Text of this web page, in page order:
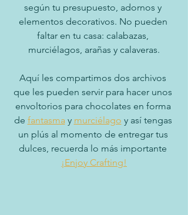
según tu presupuesto, adornos y
elementos decorativos. No pueden
faltar en tu casa: calabazas,
murciélagos, arañas y calaveras.
Aquí les compartimos dos archivos
que les pueden servir para hacer unos
envoltorios para chocolates en forma
de fantasma y murciélago y así tengas
un plús al momento de entregar tus
dulces, recuerda lo más importante
¡Enjoy Crafting!